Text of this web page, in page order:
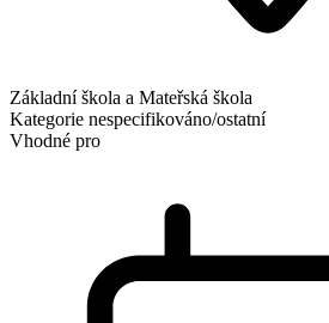
Základní škola a Mateřská škola
Kategorie nespecifikováno/ostatní
Vhodné pro